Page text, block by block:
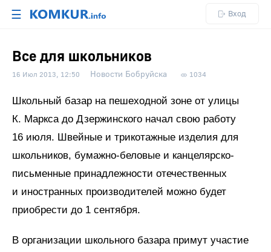
☰ Вход
Все для школьников
16 Июл 2013, 12:50 Новости Бобруйска 1034
Школьный базар на пешеходной зоне от улицы
К. Маркса до Дзержинского начал свою работу
16 июля. Швейные и трикотажные изделия для
школьников, бумажно-беловые и канцелярско-
письменные принадлежности отечественных
и иностранных производителей можно будет
приобрести до 1 сентября.
В организации школьного базара примут участие